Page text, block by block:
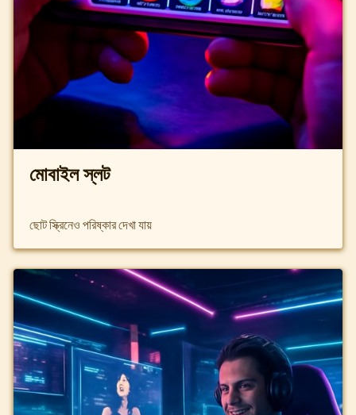
মোবাইল স্লট
ছোট স্ক্রিনেও পরিষ্কার দেখা যায়